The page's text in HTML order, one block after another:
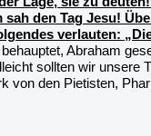
den Tag Jesu!
verlauten:
Abraham
sollten wir unsere
von den Pietisten,